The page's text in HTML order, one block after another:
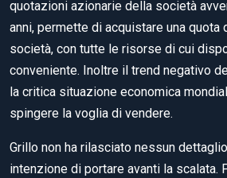
quotazioni azionarie della società
anni, permette di acquistare una quota
società, con tutte le risorse di cui
conveniente. Inoltre il trend negativo
la critica situazione economica
spingere la voglia di vendere.
Grillo non ha rilasciato nessun
intenzione di portare avanti la scalata.